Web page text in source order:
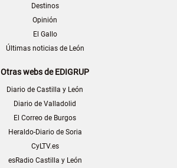
Destinos
Opinión
El Gallo
Últimas noticias de León
Otras webs de EDIGRUP
Diario de Castilla y León
Diario de Valladolid
El Correo de Burgos
Heraldo-Diario de Soria
CyLTV.es
esRadio Castilla y León